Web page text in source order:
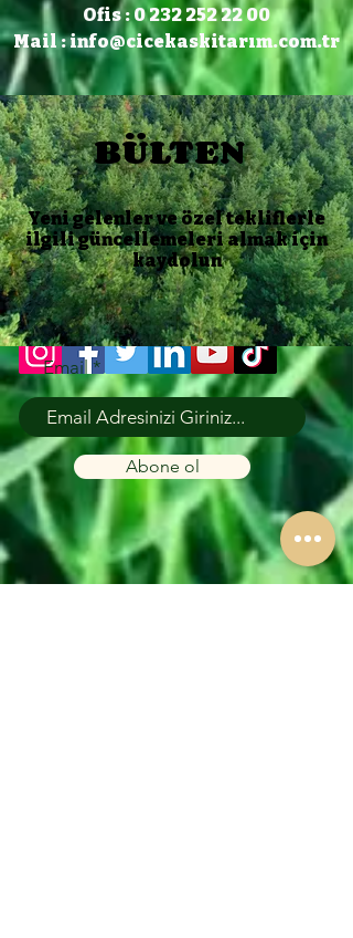
Ofis : 0 232 252 22 00
Mail :info@cicekaskitarım.com.tr
BÜLTEN
Yeni gelenler ve özel tekliflerle
ilgili güncellemeleri almak için
kaydolun
Email
Abone ol